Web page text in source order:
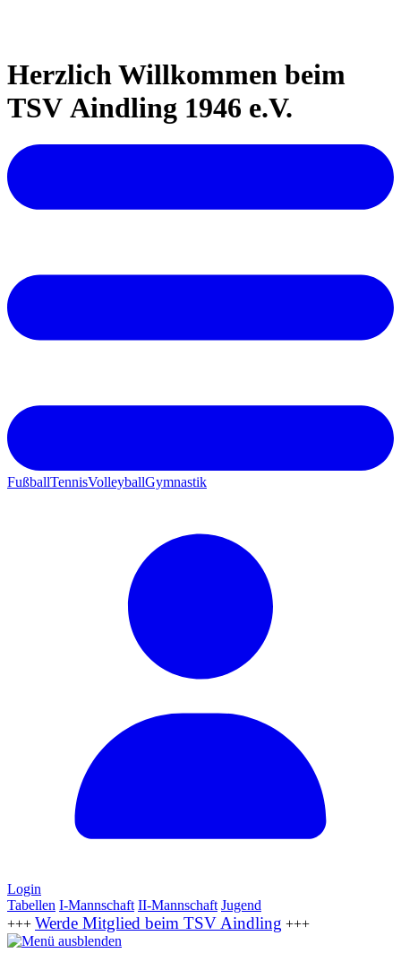
Herzlich Willkommen beim
TSV Aindling 1946 e.V.
FußballTennisVolleyballGymnastik
Login
Tabellen I-Mannschaft II-Mannschaft Jugend
+++ Werde Mitglied beim TSV Aindling +++